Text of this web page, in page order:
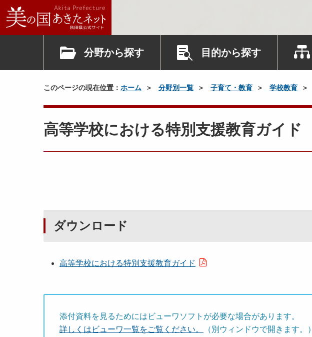
分野から探す 目的から探す
このページの現在位置： ホーム 分野別一覧 子育て・教育 学校教育
高等学校における特別支援教育ガイド
ダウンロード
高等学校における特別支援教育ガイド
添付資料を見るためにはビューワソフトが必要な場合があります。
詳しくはビューワ一覧をご覧ください。
（別ウィンドウで開きます。）